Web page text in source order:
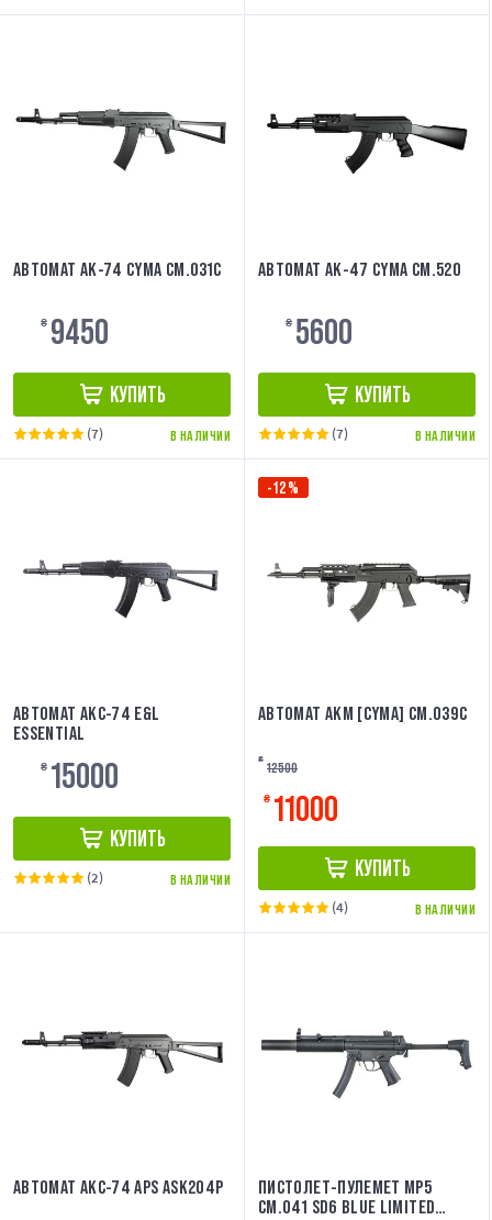
АВТОМАТ АК-74 CYMA CM.031C
₴ 9450
КУПИТЬ
В НАЛИЧИИ
(7)
АВТОМАТ АК-47 CYMA CM.520
₴ 5600
КУПИТЬ
В НАЛИЧИИ
(7)
АВТОМАТ АКС-74 E&L
ESSENTIAL
₴ 15000
КУПИТЬ
В НАЛИЧИИ
(2)
-12%
АВТОМАТ АКМ [CYMA] CM.039C
₴ 12500
₴ 11000
КУПИТЬ
В НАЛИЧИИ
(4)
АВТОМАТ АКС-74 APS ASK204P
ПИСТОЛЕТ-ПУЛЕМЕТ MP5
CM.041 SD6 BLUE LIMITED